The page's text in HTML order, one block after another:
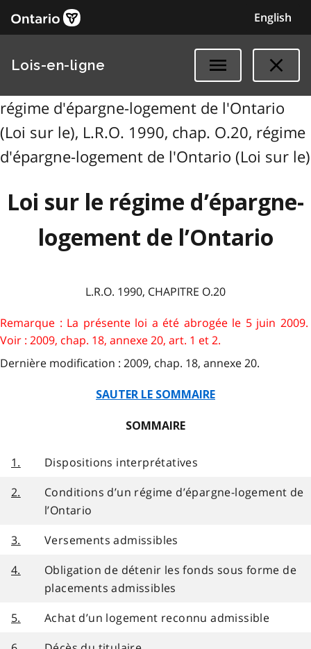
English
Lois-en-ligne
régime d'épargne-logement de l'Ontario
(Loi sur le), L.R.O. 1990, chap. O.20, régime
d'épargne-logement de l'Ontario (Loi sur le)
Loi sur le régime d’épargne-
logement de l’Ontario
L.R.O. 1990, CHAPITRE O.20
Remarque : La présente loi a été abrogée le 5 juin 2009.
Voir : 2009, chap. 18, annexe 20, art. 1 et 2.
Dernière modification : 2009, chap. 18, annexe 20.
SAUTER LE SOMMAIRE
SOMMAIRE
1.
Dispositions interprétatives
2.
Conditions d’un régime d’épargne-logement de
l’Ontario
3.
Versements admissibles
4.
Obligation de détenir les fonds sous forme de
placements admissibles
5.
Achat d’un logement reconnu admissible